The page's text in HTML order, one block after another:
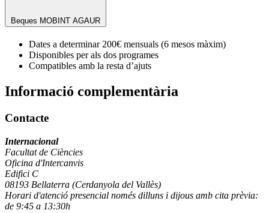
Beques MOBINT AGAUR
Dates a determinar 200€ mensuals (6 mesos màxim)
Disponibles per als dos programes
Compatibles amb la resta d’ajuts
Informació complementària
Contacte
Internacional
Facultat de Ciències
Oficina d'Intercanvis
Edifici C
08193 Bellaterra (Cerdanyola del Vallès)
Horari d'atenció presencial només dilluns i dijous amb cita prèvia:
de 9:45 a 13:30h